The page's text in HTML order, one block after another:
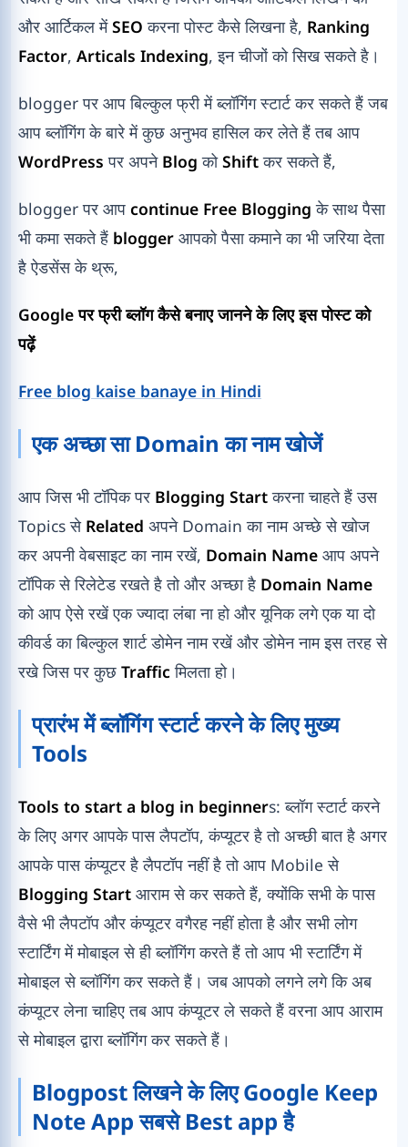
और आर्टिकल मेंSEOकरना पोस्ट कैसे लिखना है, Ranking
Factor, Articals Indexing, इन चीजों को सिख सकते है।
blogger पर आप बिल्कुल फ्री में ब्लॉगिंग स्टार्ट कर सकते हैं जब
आप ब्लॉगिंग के बारे में कुछ अनुभव हासिल कर लेते हैं तब आप
WordPress पर अपने BlogकोShiftकर सकते हैं,
blogger पर आप continue Free Blogging के साथ पैसा
भी कमा सकते हैं blogger आपको पैसा कमाने का भी जरिया देता
है ऐडसेंस के थ्रू,
Google पर फ्री ब्लॉग कैसे बनाए जानने के लिए इस पोस्ट को
पढ़ें
Free blog kaise banaye in Hindi
एक अच्छा सा Domain का नाम खोजें
आप जिस भी टॉपिक पर Blogging Startकरना चाहते हैं उस
Topics से Related अपने Domain का नाम अच्छे से खोज
कर अपनी वेबसाइट का नाम रखें, Domain Name आप अपने
टॉपिक से रिलेटेड रखते है तो और अच्छा है Domain Name
को आप ऐसे रखें एक ज्यादा लंबा ना हो और यूनिक लगे एक या दो
कीवर्ड का बिल्कुल शार्ट डोमेन नाम रखें और डोमेन नाम इस तरह से
रखे जिस पर कुछ Traffic मिलता हो।
प्रारंभ में ब्लॉगिंग स्टार्ट करने के लिए मुख्य
Tools
Tools to start a blog in beginners: ब्लॉग स्टार्ट करने
के लिए अगर आपके पास लैपटॉप, कंप्यूटर है तो अच्छी बात है अगर
आपके पास कंप्यूटर है लैपटॉप नहीं है तो आप Mobile से
Blogging Start आराम से कर सकते हैं, क्योंकि सभी के पास
वैसे भी लैपटॉप और कंप्यूटर वगैरह नहीं होता है और सभी लोग
स्टार्टिंग में मोबाइल से ही ब्लॉगिंग करते हैं तो आप भी स्टार्टिंग में
मोबाइल से ब्लॉगिंग कर सकते हैं। जब आपको लगने लगे कि अब
कंप्यूटर लेना चाहिए तब आप कंप्यूटर ले सकते हैं वरना आप आराम
से मोबाइल द्वारा ब्लॉगिंग कर सकते हैं।
Blogpost लिखने के लिए Google Keep
Note App सबसे Best app है